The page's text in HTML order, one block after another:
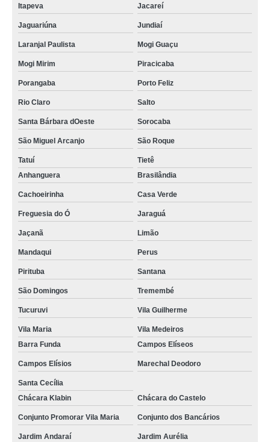
Itapeva Jacareí
Jaguariúna Jundiaí
Laranjal Paulista Mogi Guaçu
Mogi Mirim Piracicaba
Porangaba Porto Feliz
Rio Claro Salto
Santa Bárbara dOeste Sorocaba
São Miguel Arcanjo São Roque
Tatuí
Tietê
Anhanguera
Brasilândia
Cachoeirinha Casa Verde
Freguesia do Ó Jaraguá
Jaçanã Limão
Mandaqui Perus
Pirituba Santana
São Domingos Tremembé
Tucuruvi Vila Guilherme
Vila Maria
Vila Medeiros
Barra Funda
Campos Elíseos
Campos Elísios Marechal Deodoro
Santa Cecília
Chácara Klabin
Chácara do Castelo
Conjunto Promorar Vila Maria Conjunto dos Bancários
Jardim Andaraí Jardim Aurélia